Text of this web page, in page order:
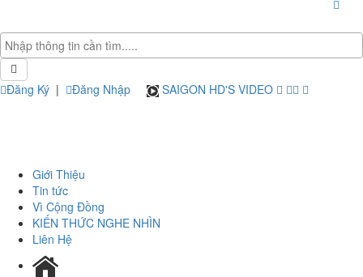
Đăng Ký | Đăng Nhập SAIGON HD'S VIDEO
Giới Thiệu
Tin tức
Vì Cộng Đồng
KIẾN THỨC NGHE NHÌN
Liên Hệ